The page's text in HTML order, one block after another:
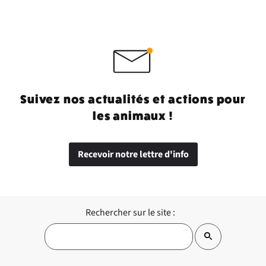
Suivez nos actualités et actions pour
les animaux !
Recevoir notre lettre d'info
Rechercher sur le site :